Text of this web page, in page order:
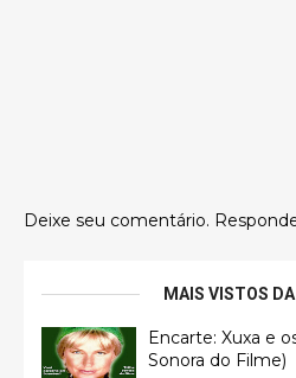
Deixe seu comentário.
MAIS VISTOS
Encarte: Xuxa e
Sonora do Filme)